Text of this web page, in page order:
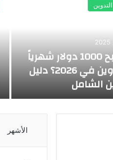
كيف تربح 1000 دولار شهرياً
من التدوين في 2026؟ دليل
الشامل
الأشهر